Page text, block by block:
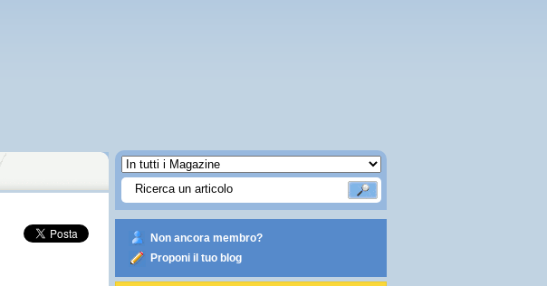
Non ancora membro?
Proponi il tuo blog